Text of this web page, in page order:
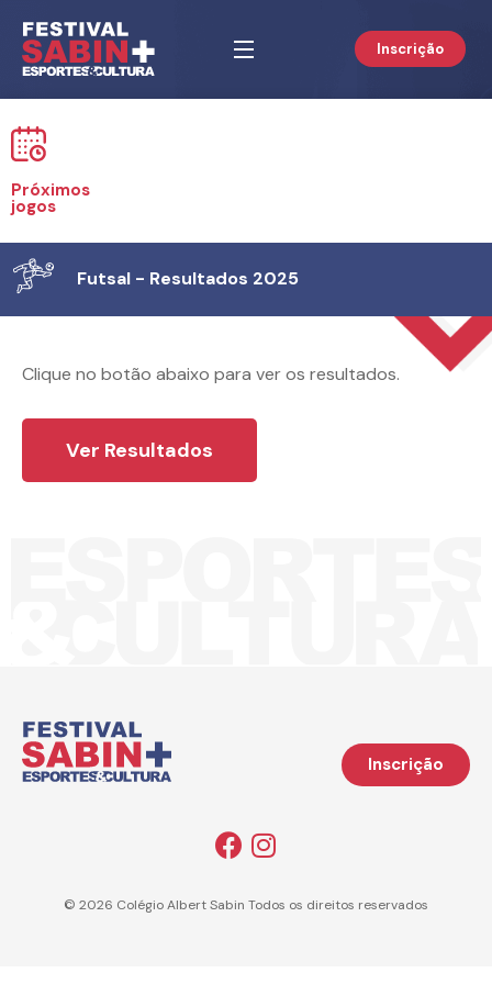
Inscrição
Próximos
jogos
Futsal - Resultados 2025
Clique no botão abaixo para ver os resultados.
Ver Resultados
Inscrição
© 2026 Colégio Albert Sabin Todos os direitos reservados